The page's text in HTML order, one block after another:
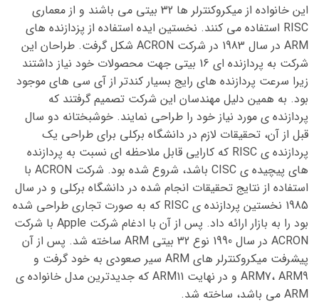
این خانواده از میکروکنترلر ها 32 بیتی می باشند و از معماری
RISC استفاده می کنند. نخستین ایده استفاده از پزدازنده های
ARM در سال 1983 در شرکت ACRON شکل گرفت. طراحان این
شرکت به پردازنده ای 16 بیتی جهت محصولات خود نیاز داشتند
زیرا سرعت پردازنده های رایج بسیار کندتر از آی سی های موجود
بود. به همین دلیل مهندسان این شرکت تصمیم گرفتند که
پردازنده ی مورد نیاز خود را طراحی نمایند. خوشبختانه دو سال
قبل از آن، تحقیقات لازم در دانشگاه برکلی برای طراحی یک
پردازنده ی RISC که کارایی قابل ملاحظه ای نسبت به پردازنده
های پیچیده ی CISC باشد، شروع شده بود. شرکت ACRON با
استفاده از نتایج تحقیقات انجام شده در دانشگاه برکلی و در سال
1985 نخستین پردازنده ی RISC که به صورت تجاری طراحی شده
بود را به بازار ارائه داد. پس از آن با ادغام شرکت Apple با شرکت
ACRON در سال 1990 نوع 32 بیتی ARM ساخته شد. پس از آن
پیشرفت میکروکنترلر های ARM سیر صعودی به خود گرفت و
ARM7، ARM9 و در نهایت ARM11 که جدیدترین مدل خانواده ی
ARM می باشد، ساخته شد.